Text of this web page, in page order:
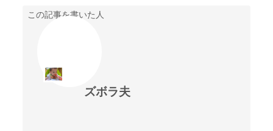
この記事を書いた人
ズボラ夫